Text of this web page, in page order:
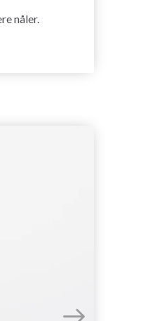
nåler.